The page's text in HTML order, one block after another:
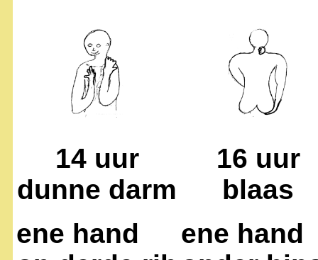
14 uur
dunne darm
ene hand
16 uur
blaas
ene hand